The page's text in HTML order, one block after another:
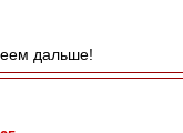
дальше!